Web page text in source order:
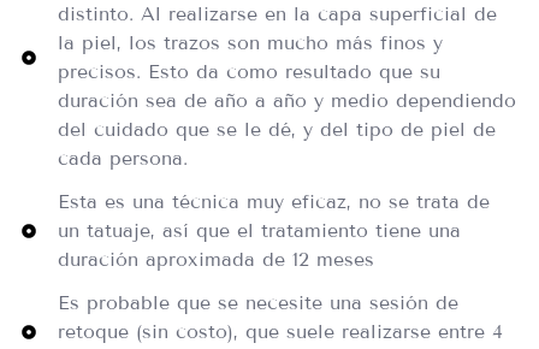
distinto. Al realizarse en la capa superficial de
la piel, los trazos son mucho más finos y
precisos. Esto da como resultado que su
duración sea de año a año y medio dependiendo
del cuidado que se le dé, y del tipo de piel de
cada persona.
Esta es una técnica muy eficaz, no se trata de
un tatuaje, así que el tratamiento tiene una
duración aproximada de 12 meses
Es probable que se necesite una sesión de
retoque (sin costo), que suele realizarse entre 4